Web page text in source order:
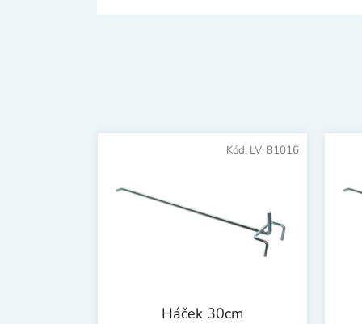
Háček 30cm
Kód: LV_81016